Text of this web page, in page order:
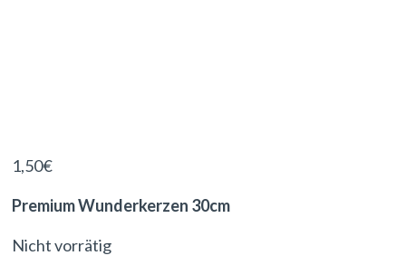
1,50€
Premium Wunderkerzen 30cm
Nicht vorrätig